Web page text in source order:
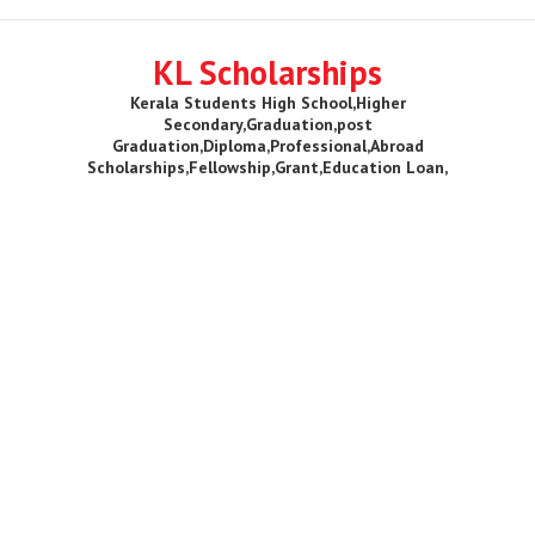
KL Scholarships
Kerala Students High School,Higher
Secondary,Graduation,post
Graduation,Diploma,Professional,Abroad
Scholarships,Fellowship,Grant,Education Loan,